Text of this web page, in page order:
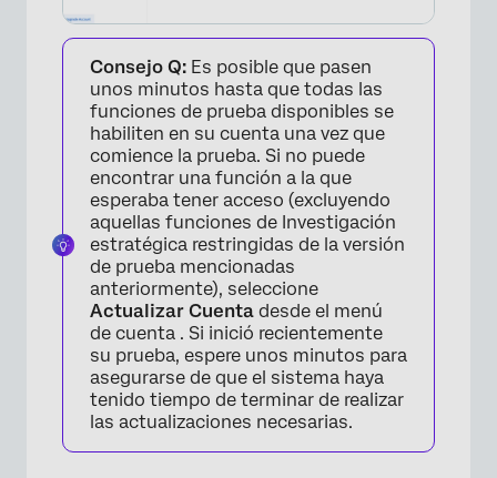
Consejo Q: Es posible que pasen
unos minutos hasta que todas las
funciones de prueba disponibles se
habiliten en su cuenta una vez que
comience la prueba. Si no puede
encontrar una función a la que
esperaba tener acceso (excluyendo
aquellas funciones de Investigación
estratégica restringidas de la versión
de prueba mencionadas
anteriormente), seleccione
Actualizar Cuenta desde el menú
de cuenta . Si inició recientemente
su prueba, espere unos minutos para
asegurarse de que el sistema haya
tenido tiempo de terminar de realizar
las actualizaciones necesarias.